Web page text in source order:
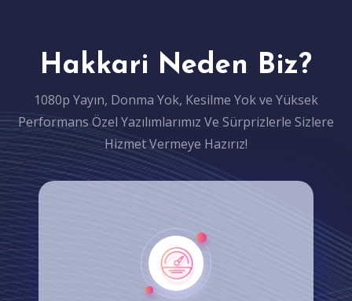
Hakkari Neden Biz?
1080p Yayın, Donma Yok, Kesilme Yok ve Yüksek
Performans Özel Yazılımlarımız Ve Sürprizlerle Sizlere
Hizmet Vermeye Hazırız!